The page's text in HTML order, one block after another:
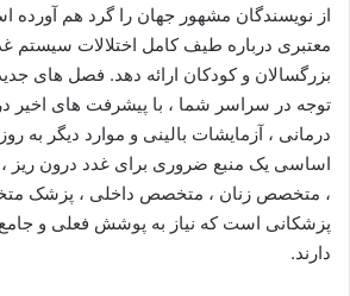
از نویسندگان مشهور جهان را گرد هم
معتبری درباره طیف کامل اختلالات سیستم
بزرگسالان و کودکان ارائه دهد. فصل های
توجه در سراسر شما ، با پیشرفت های اخیر
درمانی ، آزمایشات بالینی و موارد دیگر به
اساسی یک منبع ضروری برای غدد درون ریز ،
، متخصص زنان ، متخصص داخلی ، پزشک
پزشکانی است که نیاز به پوشش فعلی و
دارند.